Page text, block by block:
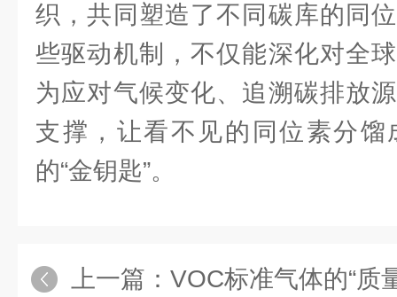
织，共同塑造了不同碳库的同
些驱动机制，不仅能深化对全
为应对气候变化、追溯碳排放
支撑，让看不见的同位素分
的“金钥匙”。
上一篇： VOC标准气体的“质